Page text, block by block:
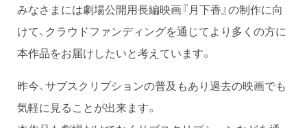
みなさまには劇場公開用長編映画『月下香』の制作に向
けて、クラウドファンディングを通じてより多くの方に
本作品をお届けしたいと考えています。
昨今、サブスクリプションの普及もあり過去の映画でも
気軽に見ることが出来ます。